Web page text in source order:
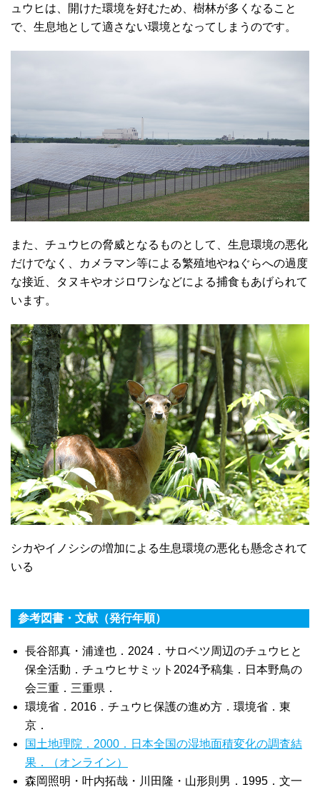
ュウヒは、開けた環境を好むため、樹林が多くなること
で、生息地として適さない環境となってしまうのです。
また、チュウヒの脅威となるものとして、生息環境の悪化
だけでなく、カメラマン等による繁殖地やねぐらへの過度
な接近、タヌキやオジロワシなどによる捕食もあげられて
います。
シカやイノシシの増加による生息環境の悪化も懸念されて
いる
参考図書・文献（発行年順）
長谷部真・浦達也．2024．サロベツ周辺のチュウヒと
保全活動．チュウヒサミット2024予稿集．日本野鳥の
会三重．三重県．
環境省．2016．チュウヒ保護の進め方．環境省．東
京．
国土地理院．2000．日本全国の湿地面積変化の調査結
果．（オンライン）
森岡照明・叶内拓哉・川田隆・山形則男．1995．文一